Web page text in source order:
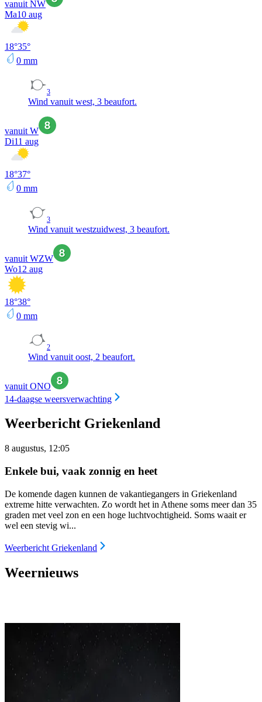
vanuit NW
Ma10 aug
18°35°
0 mm
3
Wind vanuit west, 3 beaufort.
vanuit W
Di11 aug
18°37°
0 mm
3
Wind vanuit westzuidwest, 3 beaufort.
vanuit WZW
Wo12 aug
18°38°
0 mm
2
Wind vanuit oost, 2 beaufort.
vanuit ONO
14-daagse weersverwachting
Weerbericht Griekenland
8 augustus, 12:05
Enkele bui, vaak zonnig en heet
De komende dagen kunnen de vakantiegangers in Griekenland
extreme hitte verwachten. Zo wordt het in Athene soms meer dan 35
graden met veel zon en een hoge luchtvochtigheid. Soms waait er
wel een stevig wi...
Weerbericht Griekenland
Weernieuws